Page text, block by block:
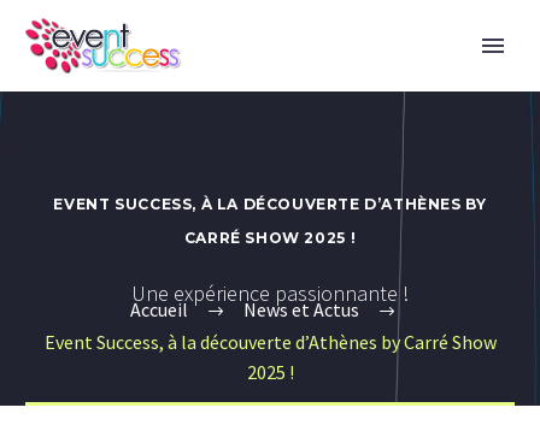
EVENT SUCCESS, À LA DÉCOUVERTE D’ATHÈNES BY
CARRÉ SHOW 2025 !
Une expérience passionnante !
Accueil
News et Actus
Event Success, à la découverte d’Athènes by Carré Show
2025 !